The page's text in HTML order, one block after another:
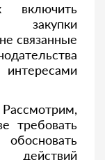
закупки
связанные
требовать